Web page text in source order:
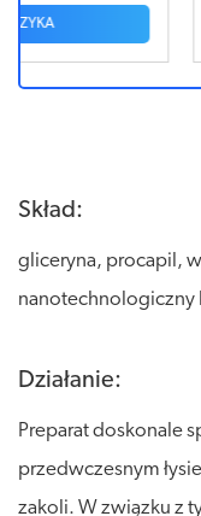
Skład:
gliceryna, procapil,
Działanie:
Preparat doskonale
przedwczesnym
zakoli. W związku z